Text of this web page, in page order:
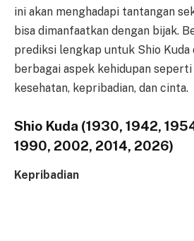
ini akan menghadapi tantangan
bisa dimanfaatkan dengan bijak.
prediksi lengkap untuk Shio Kuda
berbagai aspek kehidupan
kesehatan, kepribadian, dan cinta.
Shio Kuda (1930, 1942,
1990, 2002, 2014, 2026)
Kepribadian